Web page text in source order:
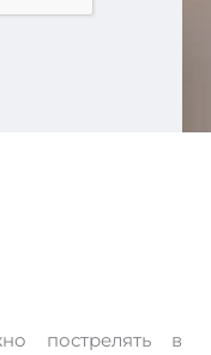
пострелять в